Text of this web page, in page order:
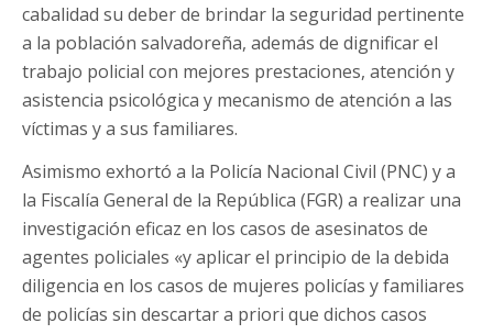
cabalidad su deber de brindar la seguridad pertinente
a la población salvadoreña, además de dignificar el
trabajo policial con mejores prestaciones, atención y
asistencia psicológica y mecanismo de atención a las
víctimas y a sus familiares.
Asimismo exhortó a la Policía Nacional Civil (PNC) y a
la Fiscalía General de la República (FGR) a realizar una
investigación eficaz en los casos de asesinatos de
agentes policiales «y aplicar el principio de la debida
diligencia en los casos de mujeres policías y familiares
de policías sin descartar a priori que dichos casos